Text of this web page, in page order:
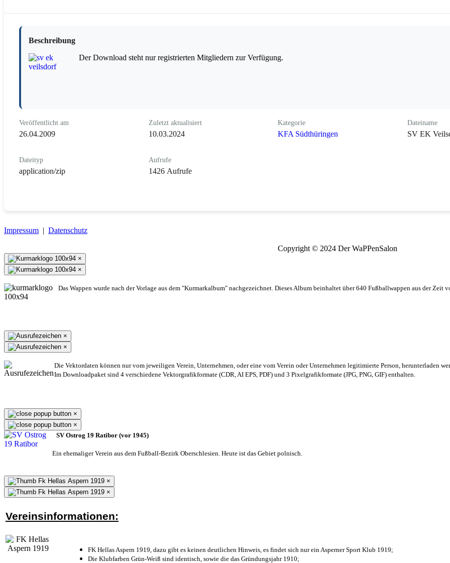
Beschreibung
Der Download steht nur registrierten Mitgliedern zur Verfügung.
Veröffentlicht am
26.04.2009
Zuletzt aktualisiert
10.03.2024
Kategorie
KFA Südthüringen
Dateiname
SV EK
Dateityp
application/zip
Aufrufe
1426 Aufrufe
Impressum | Datenschutz
Copyright © 2024 Der WaPPenSalon
×
×
Das Wappen wurde nach der Vorlage aus dem "Kurmarkalbum" nachgezeichnet. Dieses Album beinhaltet über 640 Fußballwappen aus der Zeit
×
×
Die Vektordaten können nur vom jeweiligen Verein, Unternehmen, oder eine vom Verein oder Unternehmen legitimierte Person, herunterladen
Im Downloadpaket sind 4 verschiedene Vektorgrafikformate (CDR, AI EPS, PDF) und 3 Pixelgrafikformate (JPG, PNG, GIF) enthalten.
×
×
SV Ostrog 19 Ratibor (vor 1945)
Ein ehemaliger Verein aus dem Fußball-Bezirk Oberschlesien. Heute ist das Gebiet polnisch.
×
×
Vereinsinformationen:
FK Hellas Aspern 1919, dazu gibt es keinen deutlichen Hinweis, es findet sich nur ein Asperner Sport Klub 1919;
Die Klubfarben Grün-Weiß sind identisch, sowie die das Gründungsjahr 1910;